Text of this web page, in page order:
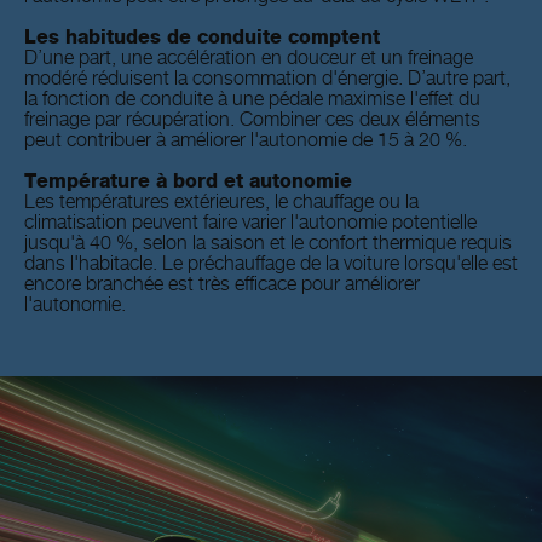
Les habitudes de conduite comptent
D’une part, une accélération en douceur et un freinage
modéré réduisent la consommation d'énergie. D’autre part,
la fonction de conduite à une pédale maximise l'effet du
freinage par récupération. Combiner ces deux éléments
peut contribuer à améliorer l'autonomie de 15 à 20 %.
Température à bord et autonomie
Les températures extérieures, le chauffage ou la
climatisation peuvent faire varier l'autonomie potentielle
jusqu'à 40 %, selon la saison et le confort thermique requis
dans l'habitacle. Le préchauffage de la voiture lorsqu'elle est
encore branchée est très efficace pour améliorer
l'autonomie.